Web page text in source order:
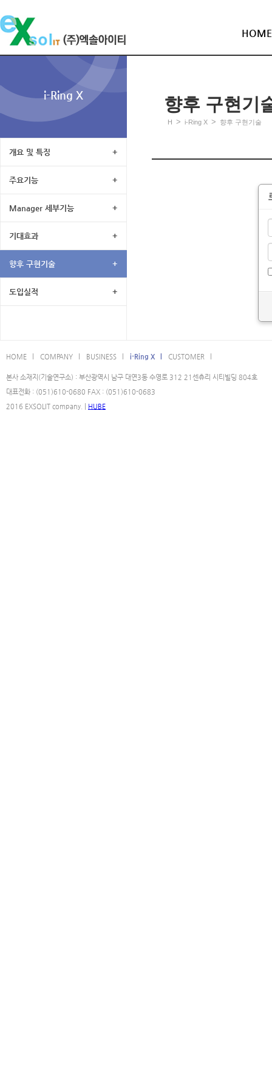
HOME
i-Ring X
개요 및 특징 +
주요기능 +
Manager 세부기능 +
기대효과 +
향후 구현기술 +
도입실적 +
향후 구현기
H > i-Ring X > 향후 구현기술
HOME l COMPANY l BUSINESS l i-Ring X l CUSTOMER l
본사 소재지(기술연구소) : 부산광역시 남구 대연3동 수영로 312 21센츄리 시티빌딩 804호
대표전화 : (051)610-0680 FAX : (051)610-0683
2016 EXSOLIT company. | HUBE